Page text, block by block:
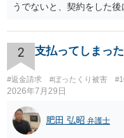
うでないと、契約をした
る場合があるかと思われま
2 支払ってしまっ
#返金請求 #ぼったくり被害
2026年7月29日
肥田 弘昭 弁護士